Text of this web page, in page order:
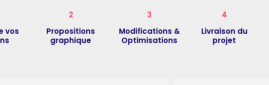
vos
2
Propositions
graphique
3
Modifications &
Optimisations
4
Livraison du
projet